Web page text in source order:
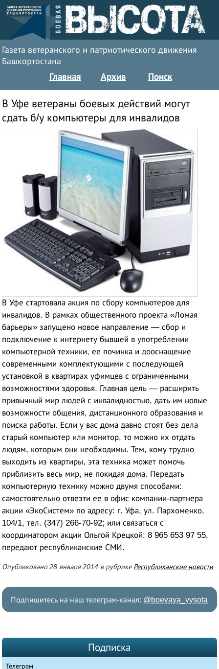
Газета ветеранского и патриотического движения
Башкортостана
Главная Архив Поиск
В Уфе ветераны боевых действий могут
сдать б/у компьютеры для инвалидов
В Уфе стартовала акция по сбору компьютеров для
инвалидов. В рамках общественного проекта «Ломая
барьеры» запущено новое направление — сбор и
подключение к интернету бывшей в употреблении
компьютерной техники, ее починка и дооснащение
современными комплектующими с последующей
установкой в квартирах уфимцев с ограниченными
возможностями здоровья. Главная цель — расширить
привычный мир людей с инвалидностью, дать им новые
возможности общения, дистанционного образования и
поиска работы. Если у вас дома давно стоят без дела
старый компьютер или монитор, то можно их отдать
людям, которым они необходимы. Тем, кому трудно
выходить из квартиры, эта техника может помочь
приблизить весь мир, не покидая дома. Передать
компьютерную технику можно двумя способами:
самостоятельно отвезти ее в офис компании-партнера
акции «ЭкоСистем» по адресу: г. Уфа, ул. Пархоменко,
104/1, тел. (347) 266-70-92; или связаться с
координатором акции Ольгой Крецкой: 8 965 653 97 55,
передают республиканские СМИ.
Опубликовано 28 января 2014 в рубрике Республиканские новости
Подпишитесь на наш телеграм-канал: @boevaya_vysota
Подписка
Телеграм